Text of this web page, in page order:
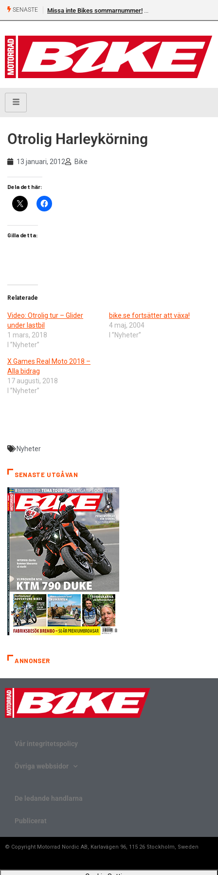
SENASTE Missa inte Bikes sommarnummer!
Otrolig Harleykörning
13 januari, 2012 Bike
Dela det här:
Gilla detta:
Relaterade
Video: Otrolig tur – Glider
under lastbil
1 mars, 2018
I ”Nyheter”
bike.se fortsätter att växa!
4 maj, 2004
I ”Nyheter”
X Games Real Moto 2018 –
Alla bidrag
17 augusti, 2018
I ”Nyheter”
Nyheter
SENASTE UTGÅVAN
ANNONSER
Vår integritetspolicy
Övriga webbsidor
De ledande handlarna
Publicerat
© Copyright Motorrad Nordic AB, Karlavägen 96, 115 26 Stockholm, Sweden